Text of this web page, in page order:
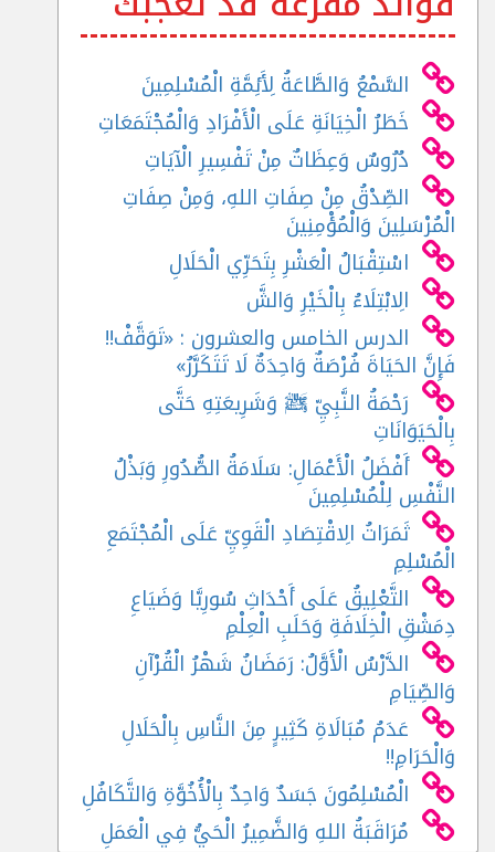
السَّمْعُ وَالطَّاعَةُ لِأَئِمَّةِ الْمُسْلِمِينَ
خَطَرُ الْخِيَانَةِ عَلَى الْأَفْرَادِ وَالْمُجْتَمَعَاتِ
دُرُوسٌ وَعِظَاتٌ مِنْ تَفْسِيرِ الْآيَاتِ
الصِّدْقُ مِنْ صِفَاتِ اللهِ، وَمِنْ صِفَاتِ
الْمُرْسَلِينَ وَالْمُؤْمِنِينَ
اسْتِقْبَالُ الْعَشْرِ بِتَحَرِّي الْحَلَالِ
الِابْتِلَاءُ بِالْخَيْرِ وَالشَّ
الدرس الخامس والعشرون : «تَوَقَّفْ!!
فَإِنَّ الحَيَاةَ فُرْصَةٌ وَاحِدَةٌ لَا تَتَكَرَّرُ»
رَحْمَةُ النَّبِيِّ ﷺ وَشَرِيعَتِهِ حَتَّى
بِالْحَيَوَانَاتِ
أَفْضَلُ الْأَعْمَالِ: سَلَامَةُ الصُّدُورِ وَبَذْلُ
النَّفْسِ لِلْمُسْلِمِينَ
ثَمَرَاتُ الِاقْتِصَادِ الْقَوِيِّ عَلَى الْمُجْتَمَعِ
الْمُسْلِمِ
التَّعْلِيقُ عَلَى أَحْدَاثِ سُورِيَّا وَضَيَاعِ
دِمَشْقِ الْخِلَافَةِ وَحَلَبِ الْعِلْمِ
الدَّرْسُ الْأَوَّلُ: رَمَضَانُ شَهْرُ الْقُرْآنِ
وَالصِّيَامِ
عَدَمُ مُبَالَاةِ كَثِيرٍ مِنَ النَّاسِ بِالْحَلَالِ
وَالْحَرَامِ!!
الْمُسْلِمُونَ جَسَدٌ وَاحِدٌ بِالْأُخُوَّةِ وَالتَّكَافُلِ
مُرَاقَبَةُ اللهِ وَالضَّمِيرُ الْحَيُّ فِي الْعَمَلِ